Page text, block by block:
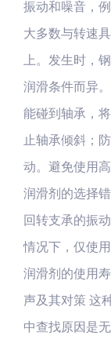
振动和噪音，
大多数与转速
上。发生时，
润滑条件而异
能碰到轴承，
止轴承倾斜；
动。避免使用
润滑剂的选择
回转支承的振
情况下，仅使
润滑剂的使用
声及其对策 这
中查找原因是